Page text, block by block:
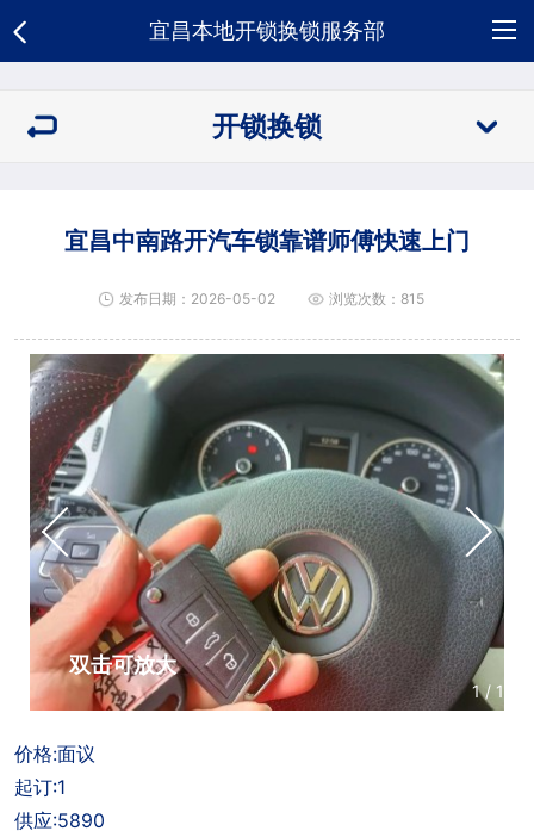
宜昌本地开锁换锁服务部
合
人
招
联
开锁换锁
宜昌中南路开汽车锁靠谱师傅快速上门
发布日期：2026-05-02 浏览次数：815
1/ 1
双击可放大
价格:面议
起订:1
供应:5890